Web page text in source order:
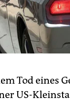
Tod eines
US-